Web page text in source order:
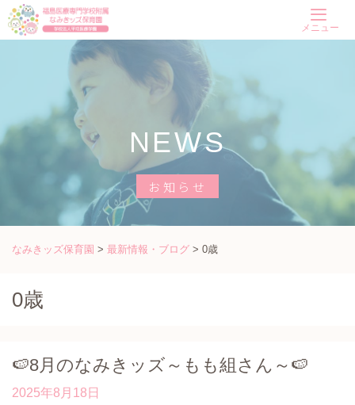
Skip
メニュー
NEWS
お知らせ
なみきッズ保育園 > 最新情報・ブログ > 0歳
0歳
🍉8月のなみきッズ～もも組さん～🍉
2025年8月18日